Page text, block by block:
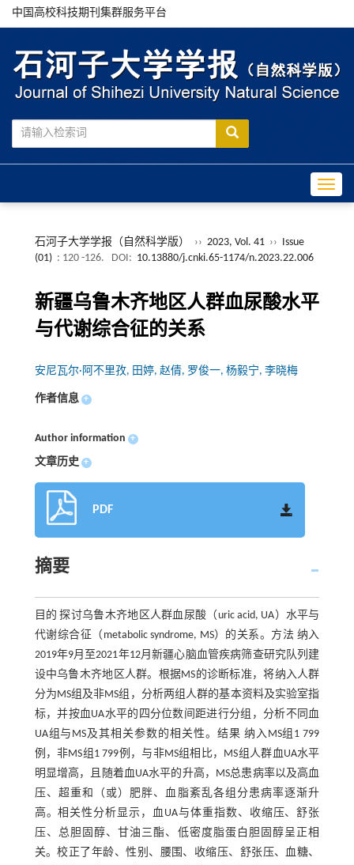
中国高校科技期刊集群服务平台
石河子大学学报（自然科学版） ›› 2023, Vol. 41 ›› Issue
(01) : 120 -126. DOI: 10.13880/j.cnki.65-1174/n.2023.22.006
新疆乌鲁木齐地区人群血尿酸水平
与代谢综合征的关系
安尼瓦尔·阿不里孜, 田婷, 赵倩, 罗俊一, 杨毅宁, 李晓梅
作者信息 +
Author information +
文章历史 +
PDF
摘要
目的 探讨乌鲁木齐地区人群血尿酸（uric acid, UA）水平与
代谢综合征（metabolic syndrome, MS）的关系。方法 纳入
2019年9月至2021年12月新疆心脑血管疾病筛查研究队列建
设中乌鲁木齐地区人群。根据MS的诊断标准，将纳入人群
分为MS组及非MS组，分析两组人群的基本资料及实验室指
标，并按血UA水平的四分位数间距进行分组，分析不同血
UA组与MS及其相关参数的相关性。结果 纳入MS组1 799
例，非MS组1 799例，与非MS组相比，MS组人群血UA水平
明显增高，且随着血UA水平的升高，MS总患病率以及高血
压、超重和（或）肥胖、血脂紊乱各组分患病率逐渐升
高。相关性分析显示，血UA与体重指数、收缩压、舒张
压、总胆固醇、甘油三酯、低密度脂蛋白胆固醇呈正相
关。校正了年龄、性别、腰围、收缩压、舒张压、血糖、